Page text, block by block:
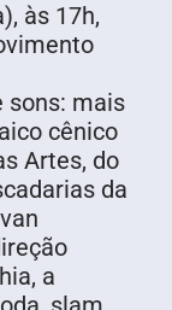
às 17h,
sons: mais
cênico
Artes, do
da
a